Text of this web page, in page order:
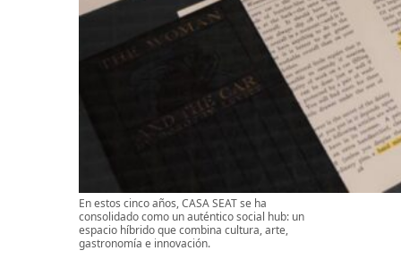
En estos cinco años, CASA SEAT se ha
consolidado como un auténtico social hub: un
espacio híbrido que combina cultura, arte,
gastronomía e innovación.